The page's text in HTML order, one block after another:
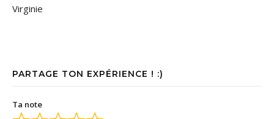
Virginie
PARTAGE TON EXPÉRIENCE ! :)
Ta note